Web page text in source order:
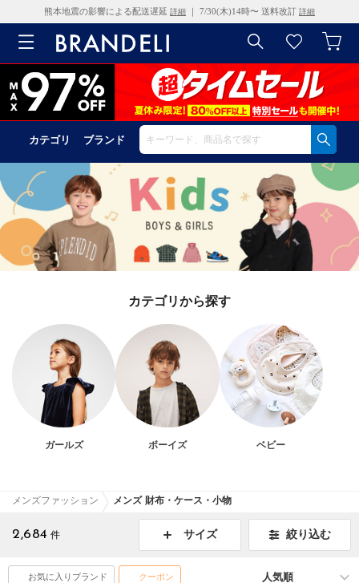
熊本地震の影響による配送遅延 詳細 ｜ 7/30(木)14時〜 送料改訂 詳細
カテゴリ ブランド
カテゴリから探す
ガールズ ボーイズ ベビー
メンズファッション メンズ 財布・ケース・小物
2,684 件 サイズ 絞り込む
お気に入りブランド クーポン